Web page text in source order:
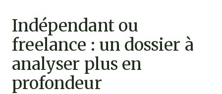
Indépendant ou
freelance : un dossier à
analyser plus en
profondeur